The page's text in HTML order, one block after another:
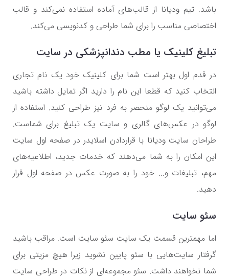
باشد. تیم ودیانا از قالب‌های آماده استفاده نمی‌کند و قالب
اختصاصی مناسب را برای شما طراحی و کدنویسی می‌کند.
تبلیغ کلینیک یا مطب دندانپزشکی در سایت
در قدم اول بهتر است شما برای کلینیک خود یک نام تجاری
انتخاب کنید که قطعا این نام را دارید اگر تمایل داشته باشید
می‌توانید یک لوگو منحصر به فرد نیز طراحی کنید. استفاده از
لوگو در عکس‌های گالری و سایت یک تبلیغ برای شماست.
طراحان سایت ودیانا با قراردادن اسلایدر در صفحه اول سایت
این امکان را به شما می‌دهند که خدمات جدید، اطلاعیه‌‌های
مهم، تبلیغات و... خود را به صورت عکس در صفحه اول قرار
دهید.
سئو سایت
اما مهمترین قسمت یک سایت سئو سایت است. مراقب باشید
گرفتار سایت‌هایی با سئو پایین نشوید زیرا هیچ مزیتی برای
شما نخواهند داشت. سئو مجموعه‌ای از نکات در طراحی سایت